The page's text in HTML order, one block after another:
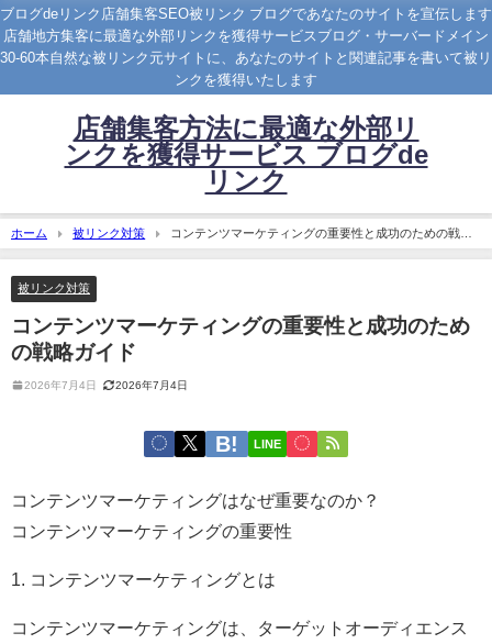
ブログdeリンク店舗集客SEO被リンク ブログであなたのサイトを宣伝します
店舗地方集客に最適な外部リンクを獲得サービスブログ・サーバードメイン
30-60本自然な被リンク元サイトに、あなたのサイトと関連記事を書いて被リ
ンクを獲得いたします
店舗集客方法に最適な外部リ
ンクを獲得サービス ブログde
リンク
ホーム 被リンク対策
コンテンツマーケティングの重要性と成功のための戦略
ガイド
被リンク対策
コンテンツマーケティングの重要性と成功のため
の戦略ガイド
2026年7月4日 2026年7月4日
LINE
コンテンツマーケティングはなぜ重要なのか？
コンテンツマーケティングの重要性
1. コンテンツマーケティングとは
コンテンツマーケティングは、ターゲットオーディエンス